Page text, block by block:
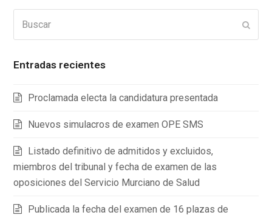
Entradas recientes
Proclamada electa la candidatura presentada
Nuevos simulacros de examen OPE SMS
Listado definitivo de admitidos y excluidos,
miembros del tribunal y fecha de examen de las
oposiciones del Servicio Murciano de Salud
Publicada la fecha del examen de 16 plazas de